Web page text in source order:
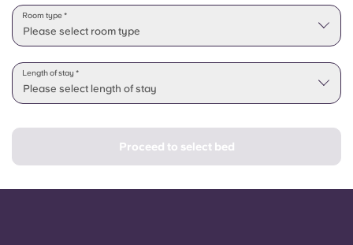
Please select room type
Room type *
Please select length of stay
Length of stay *
Proceed to select bed